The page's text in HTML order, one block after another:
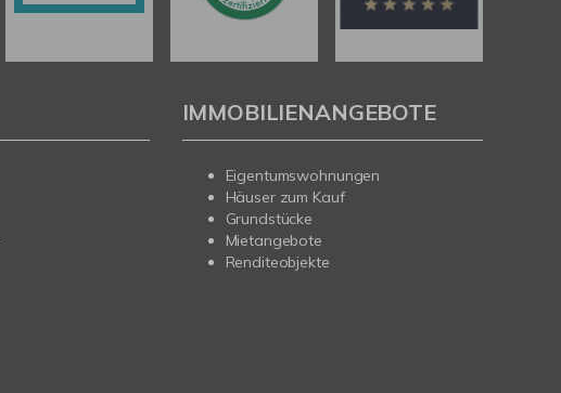
IMMOBILIENANGEBOTE
Eigentumswohnungen
Häuser zum Kauf
Grundstücke
Mietangebote
Renditeobjekte